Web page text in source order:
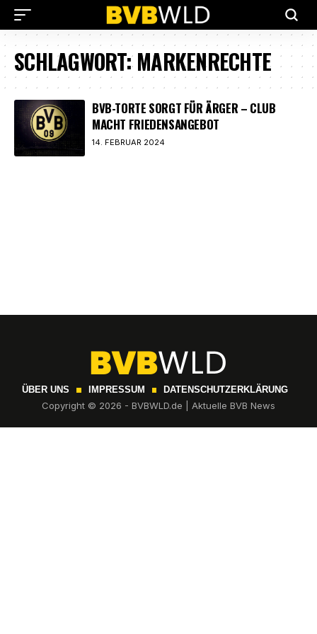
SCHLAGWORT:MARKENRECHTE
BVB-TORTE SORGT FÜR ÄRGER – CLUB
MACHT FRIEDENSANGEBOT
14. FEBRUAR 2024
ÜBER UNS IMPRESSUM DATENSCHUTZERKLÄRUNG
Copyright © 2026 - BVBWLD.de | Aktuelle BVB News